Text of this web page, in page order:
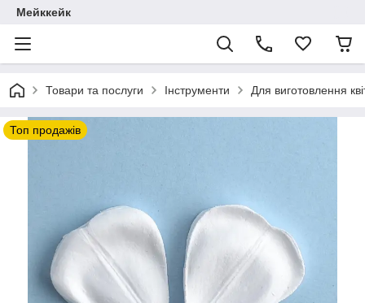
Мейккейк
Товари та послуги Інструменти Для виготовлення
Топ продажів